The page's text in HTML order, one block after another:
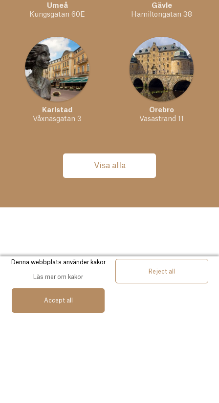
Umeå
Kungsgatan 60E
Gävle
Hamiltongatan 38
Karlstad
Våxnäsgatan 3
Örebro
Vasastrand 11
Visa alla
Denna webbplats använder kakor
Läs mer om kakor
Accept all
Reject all